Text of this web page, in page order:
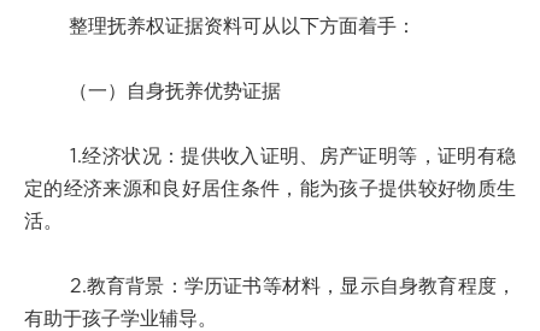
整理抚养权证据资料可从以下方面着手：
（一）自身抚养优势证据
1.经济状况：提供收入证明、房产证明等，证明有稳
定的经济来源和良好居住条件，能为孩子提供较好物质生
活。
2.教育背景：学历证书等材料，显示自身教育程度，
有助于孩子学业辅导。